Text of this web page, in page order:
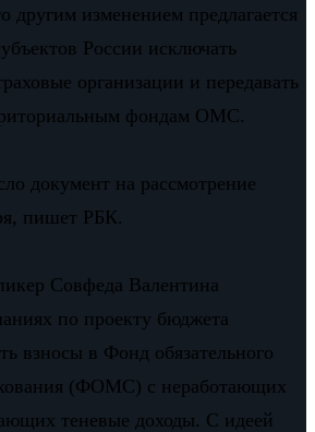
другим изменением предлагается
России исключать
организации и передавать
фондам ОМС.
документ на рассмотрение
пишет РБК.
Совфеда Валентина
по проекту бюджета
взносы в Фонд обязательного
(ФОМС) с неработающих
теневые доходы. С идеей